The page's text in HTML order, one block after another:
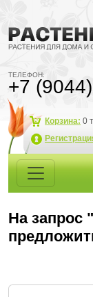
ТЕЛЕФОН:
+7 (9044)
Корзина: 0
На запрос